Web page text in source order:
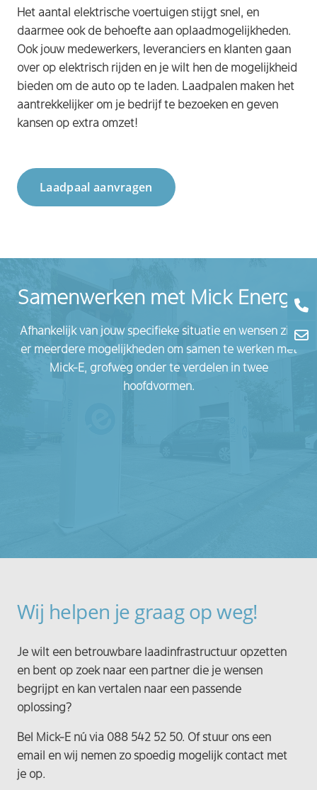
Het aantal elektrische voertuigen stijgt snel, en
daarmee ook de behoefte aan oplaadmogelijkheden.
Ook jouw medewerkers, leveranciers en klanten gaan
over op elektrisch rijden en je wilt hen de mogelijkheid
bieden om de auto op te laden. Laadpalen maken het
aantrekkelijker om je bedrijf te bezoeken en geven
kansen op extra omzet!
Laadpaal aanvragen
Samenwerken met Mick Energy
Afhankelijk van jouw specifieke situatie en wensen zijn
er meerdere mogelijkheden om samen te werken met
Mick-E, grofweg onder te verdelen in twee
hoofdvormen.
Wij helpen je graag op weg!
Je wilt een betrouwbare laadinfrastructuur opzetten
en bent op zoek naar een partner die je wensen
begrijpt en kan vertalen naar een passende
oplossing?
Bel Mick-E nú via 088 542 52 50. Of stuur ons een
email en wij nemen zo spoedig mogelijk contact met
je op.